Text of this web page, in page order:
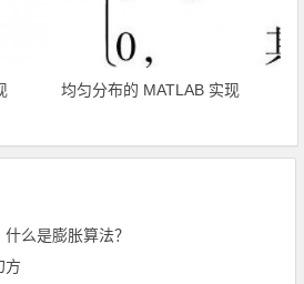
均匀分布的 MATLAB 实现
么是膨胀算法？
方